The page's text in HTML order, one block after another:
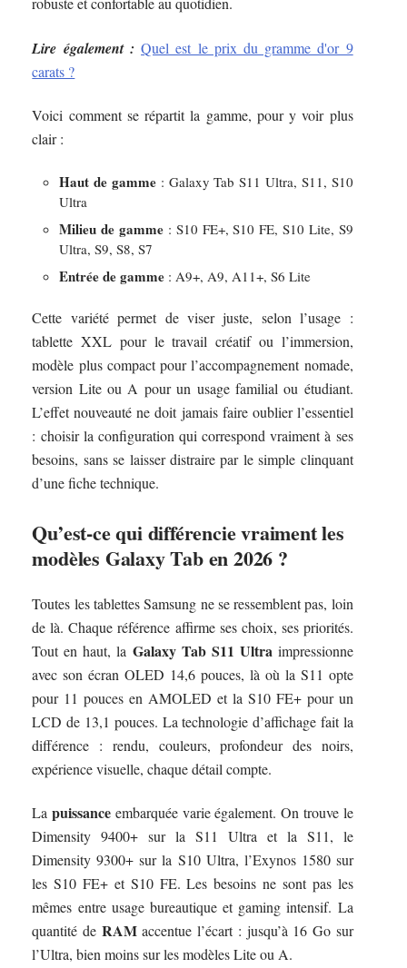
Lire également : Quel est le prix du gramme d'or 9
carats ?
Voici comment se répartit la gamme, pour y voir plus
clair :
Haut de gamme: Galaxy Tab S11 Ultra, S11, S10
Ultra
Milieu de gamme : S10 FE+, S10 FE, S10 Lite, S9
Ultra, S9, S8, S7
Entrée de gamme : A9+, A9, A11+, S6 Lite
Cette variété permet de viser juste, selon l’usage :
tablette XXL pour le travail créatif ou l’immersion,
modèle plus compact pour l’accompagnement nomade,
version Lite ou A pour un usage familial ou étudiant.
L’effet nouveauté ne doit jamais faire oublier l’essentiel
: choisir la configuration qui correspond vraiment à ses
besoins, sans se laisser distraire par le simple clinquant
d’une fiche technique.
Qu’est-ce qui différencie vraiment les
modèles Galaxy Tab en 2026 ?
Toutes les tablettes Samsung ne se ressemblent pas, loin
de là. Chaque référence affirme ses choix, ses priorités.
Tout en haut, la Galaxy Tab S11 Ultra impressionne
avec son écran OLED 14,6 pouces, là où la S11 opte
pour 11 pouces en AMOLED et la S10 FE+ pour un
LCD de 13,1 pouces. La technologie d’affichage fait la
différence : rendu, couleurs, profondeur des noirs,
expérience visuelle, chaque détail compte.
Lapuissance embarquée varie également. On trouve le
Dimensity 9400+ sur la S11 Ultra et la S11, le
Dimensity 9300+ sur la S10 Ultra, l’Exynos 1580 sur
les S10 FE+ et S10 FE. Les besoins ne sont pas les
mêmes entre usage bureautique et gaming intensif. La
quantité de RAMaccentue l’écart : jusqu’à 16 Go sur
l’Ultra, bien moins sur les modèles Lite ou A.